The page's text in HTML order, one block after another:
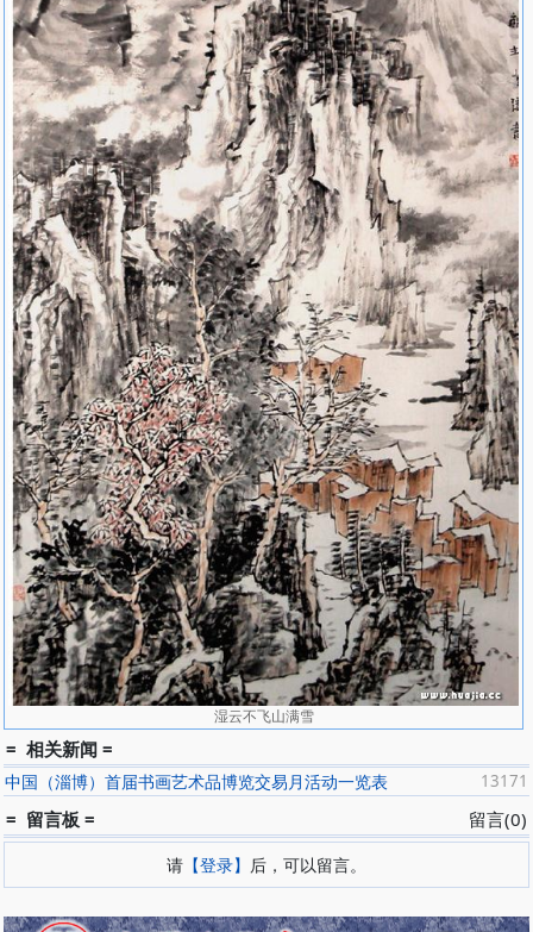
湿云不飞山满雪
= 相关新闻 =
13171
中国（淄博）首届书画艺术品博览交易月活动一览表
留言(0)
= 留言板 =
请 【登录】 后，可以留言。